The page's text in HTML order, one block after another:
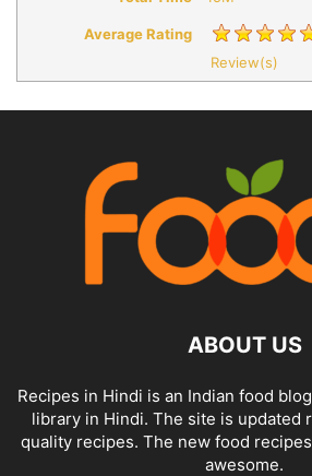
Average Rating
Review(s)
ABOUT US
Recipes in Hindi is an Indian food
library in Hindi. The site is updated
quality recipes. The new food
awesome.